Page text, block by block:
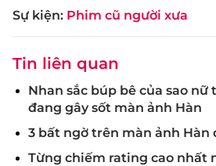
Sự kiện: Phim cũ người xưa
Tin liên quan
Nhan sắc búp bê của sao
đang gây sốt màn ảnh Hàn
3 bất ngờ trên màn ảnh Hàn
Từng chiếm rating cao nhất